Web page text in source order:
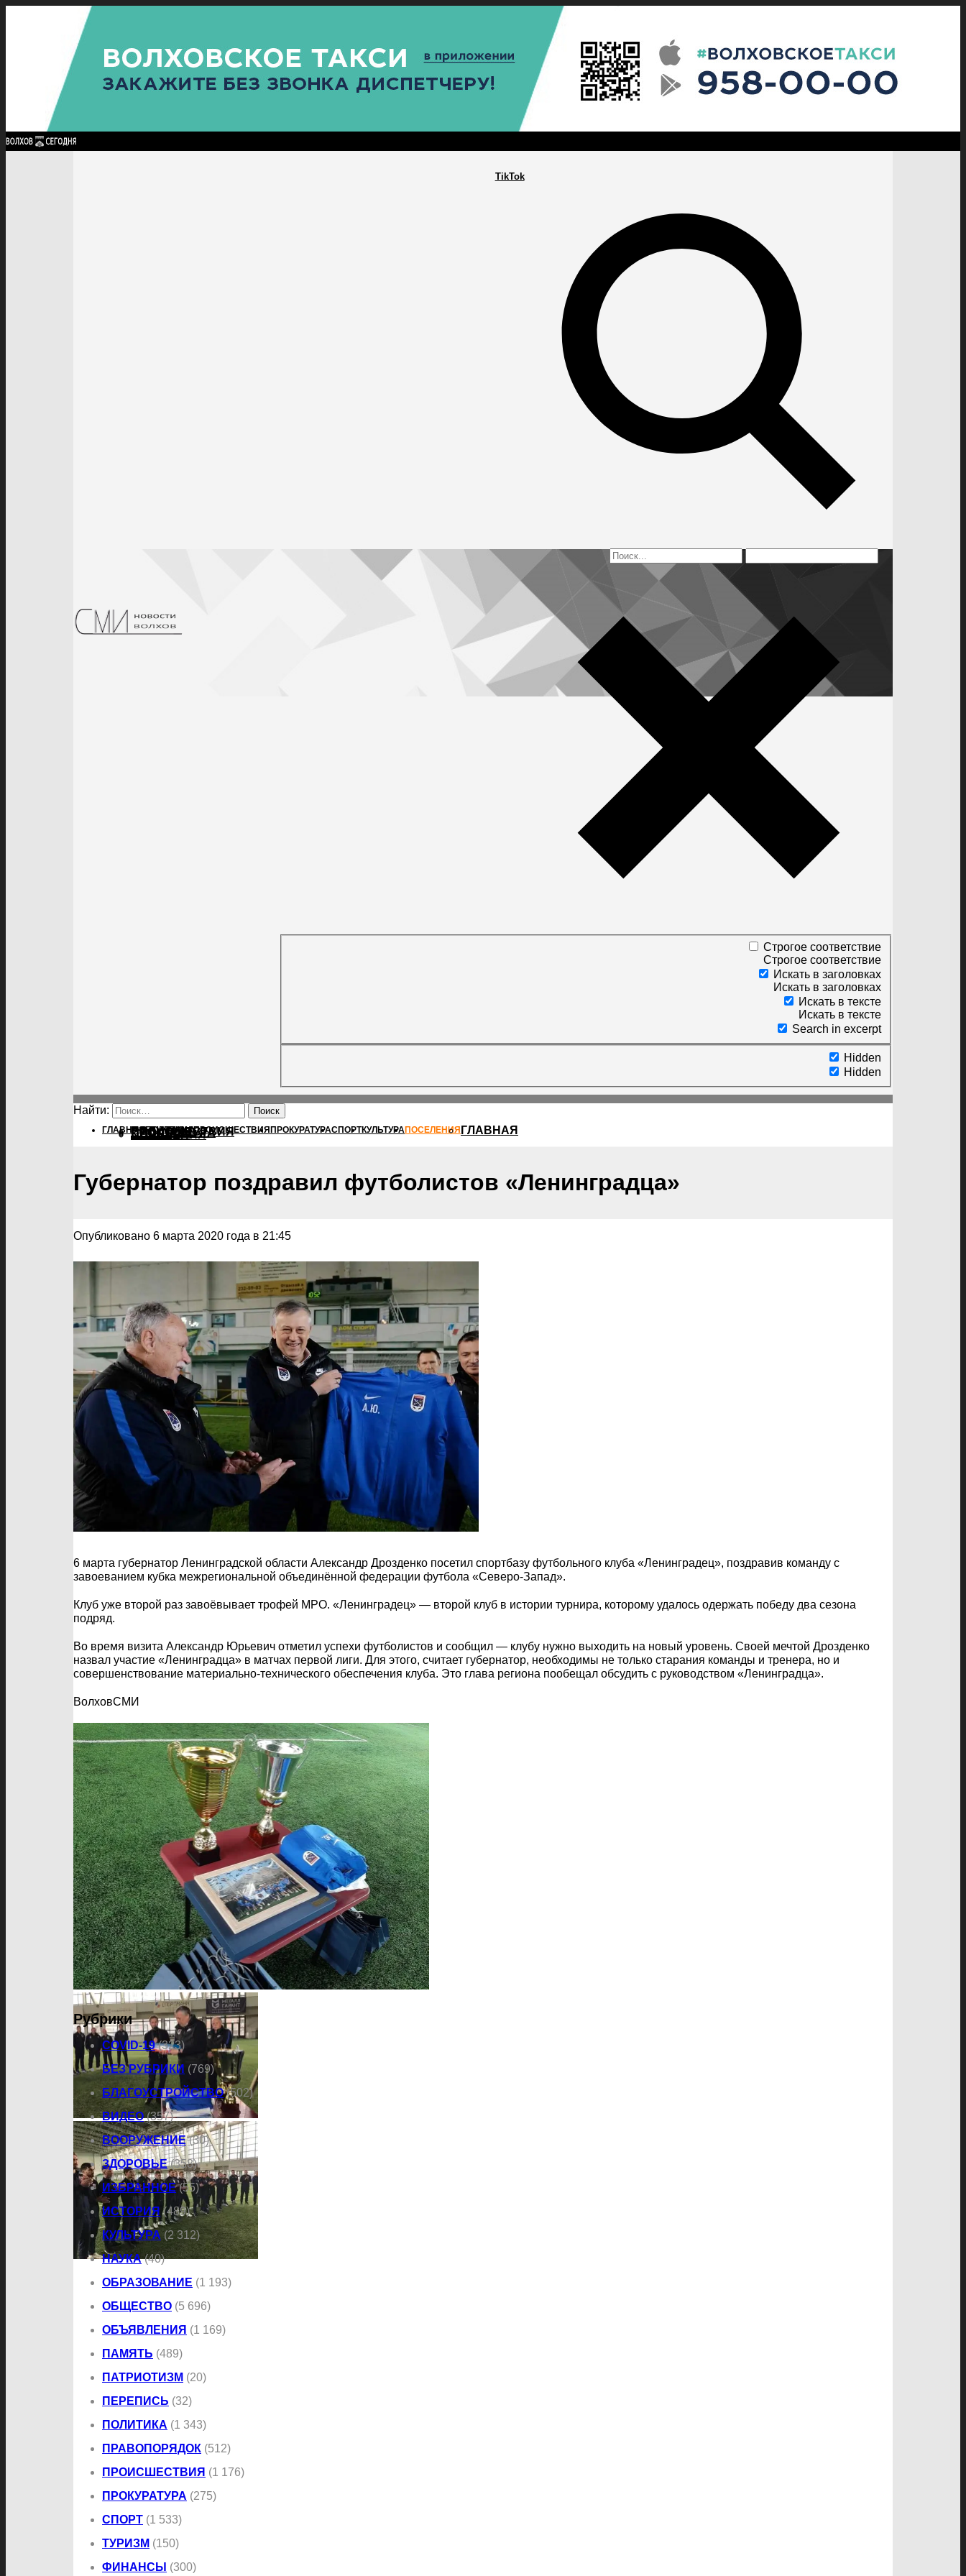
TikTok
Строгое соответствие
Строгое соответствие
Искать в заголовках
Искать в заголовках
Искать в тексте
Искать в тексте
Search in excerpt
Hidden
Hidden
Найти:
ГЛАВНАЯПОЛИТИКАПРОИСШЕСТВИЯ ПРОКУРАТУРАСПОРТКУЛЬТУРАПОСЕЛЕНИЯ ГЛАВНАЯ
ПОЛИТИКА
ПРОИСШЕСТВИЯ
ПРОКУРАТУРА
СПОРТ
КУЛЬТУРА
ПОСЕЛЕНИЯ
ГЛАВНАЯ ПОЛИТИКАПРОИСШЕСТВИЯПРОКУРАТУРА СПОРТ КУЛЬТУРАПОСЕЛЕНИЯ ГЛАВНАЯ
ПОЛИТИКА
КУЛЬТУРА
ПОСЕЛЕНИЯ
Губернатор поздравил футболистов «Ленинградца»
Опубликовано 6 марта 2020 года в 21:45
6 марта губернатор Ленинградской области Александр Дрозденко посетил спортбазу футбольного клуба «Ленинградец», поздравив команду с
завоеванием кубка межрегиональной объединённой федерации футбола «Северо-Запад».
Клуб уже второй раз завоёвывает трофей МРО. «Ленинградец» — второй клуб в истории турнира, которому удалось одержать победу два сезона
подряд.
Во время визита Александр Юрьевич отметил успехи футболистов и сообщил — клубу нужно выходить на новый уровень. Своей мечтой Дрозденко
назвал участие «Ленинградца» в матчах первой лиги. Для этого, считает губернатор, необходимы не только старания команды и тренера, но и
совершенствование материально-технического обеспечения клуба. Это глава региона пообещал обсудить с руководством «Ленинградца».
ВолховСМИ
Рубрики
COVID-19(323)
БЕЗ РУБРИКИ (769)
БЛАГОУСТРОЙСТВО(502)
ВИДЕО(357)
ВООРУЖЕНИЕ(30)
ЗДОРОВЬЕ(358)
ИЗБРАННОЕ(55)
ИСТОРИЯ (489)
КУЛЬТУРА (2 312)
НАУКА(40)
ОБРАЗОВАНИЕ (1 193)
ОБЩЕСТВО (5 696)
ОБЪЯВЛЕНИЯ (1 169)
ПАМЯТЬ (489)
ПАТРИОТИЗМ (20)
ПЕРЕПИСЬ (32)
ПОЛИТИКА (1 343)
ПРАВОПОРЯДОК (512)
ПРОИСШЕСТВИЯ (1 176)
ПРОКУРАТУРА (275)
СПОРТ (1 533)
ТУРИЗМ (150)
ФИНАНСЫ (300)